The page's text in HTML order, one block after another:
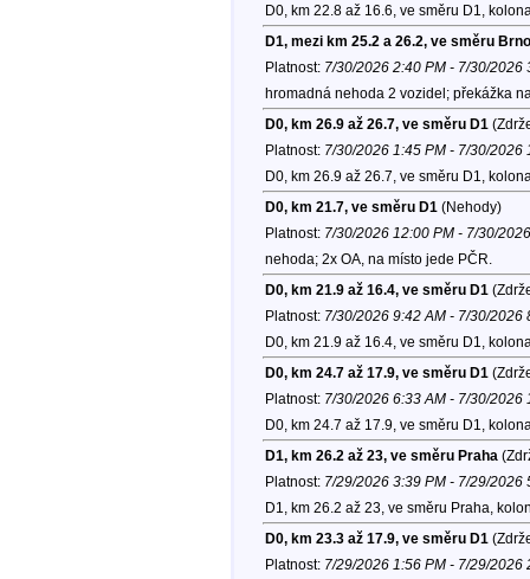
D0, km 22.8 až 16.6, ve směru D1,
D1, mezi km 25.2 a 26.2, ve směru Brno
Platnost: 7/30/2026 2:40 PM - 7/30/2026
hromadná nehoda 2 vozidel; překážka
D0, km 26.9 až 26.7, ve směru D1
Platnost: 7/30/2026 1:45 PM - 7/30/2026
D0, km 26.9 až 26.7, ve směru D1,
D0, km 21.7, ve směru D1 (Nehody)
Platnost: 7/30/2026 12:00 PM - 7/30/
nehoda; 2x OA, na místo jede PČR.
D0, km 21.9 až 16.4, ve směru D1
Platnost: 7/30/2026 9:42 AM - 7/30/2026
D0, km 21.9 až 16.4, ve směru D1,
D0, km 24.7 až 17.9, ve směru D1
Platnost: 7/30/2026 6:33 AM - 7/30/2026
D0, km 24.7 až 17.9, ve směru D1,
D1, km 26.2 až 23, ve směru Praha
Platnost: 7/29/2026 3:39 PM - 7/29/2026
D1, km 26.2 až 23, ve směru Praha,
D0, km 23.3 až 17.9, ve směru D1
Platnost: 7/29/2026 1:56 PM - 7/29/2026